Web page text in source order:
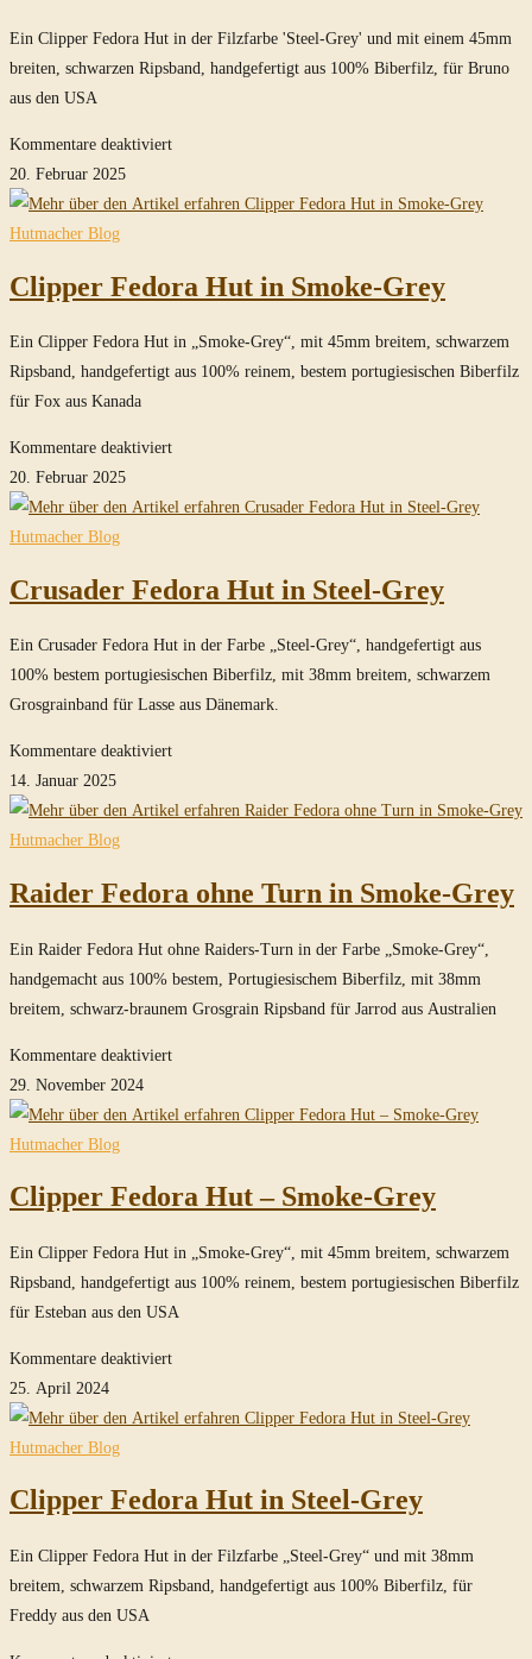
Grey
Ein Clipper Fedora Hut in der Filzfarbe 'Steel-Grey' und mit einem 45mm
breiten, schwarzen Ripsband, handgefertigt aus 100% Biberfilz, für Bruno
aus den USA
Kommentare deaktiviertfür
Fedora
Steel-
20. Februar 2025
Hutmacher Blog
Clipper Fedora Hut in Smoke-Grey
Ein Clipper Fedora Hut in „Smoke-Grey“, mit 45mm breitem, schwarzem
Ripsband, handgefertigt aus 100% reinem, bestem portugiesischen Biberfilz
für Fox aus Kanada
Kommentare deaktiviertfür
Fedora
Smoke-
20. Februar 2025
Hutmacher Blog
Crusader Fedora Hut in Steel-Grey
Ein Crusader Fedora Hut in der Farbe „Steel-Grey“, handgefertigt aus
100% bestem portugiesischen Biberfilz, mit 38mm breitem, schwarzem
Grosgrainband für Lasse aus Dänemark.
Kommentare deaktiviertfür
Fedora
Steel-
14. Januar 2025
Hutmacher Blog
Raider Fedora ohne Turn in Smoke-Grey
Ein Raider Fedora Hut ohne Raiders-Turn in der Farbe „Smoke-Grey“,
handgemacht aus 100% bestem, Portugiesischem Biberfilz, mit 38mm
breitem, schwarz-braunem Grosgrain Ripsband für Jarrod aus Australien
Kommentare deaktiviertfür
Fedora
in
Grey
29. November 2024
Hutmacher Blog
Clipper Fedora Hut – Smoke-Grey
Ein Clipper Fedora Hut in „Smoke-Grey“, mit 45mm breitem, schwarzem
Ripsband, handgefertigt aus 100% reinem, bestem portugiesischen Biberfilz
für Esteban aus den USA
Kommentare deaktiviertfür
Fedora
Smoke-
25. April 2024
Hutmacher Blog
Clipper Fedora Hut in Steel-Grey
Ein Clipper Fedora Hut in der Filzfarbe „Steel-Grey“ und mit 38mm
breitem, schwarzem Ripsband, handgefertigt aus 100% Biberfilz, für
Freddy aus den USA